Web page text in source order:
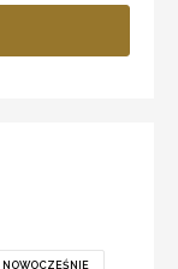
NOWOCZEŚNIE